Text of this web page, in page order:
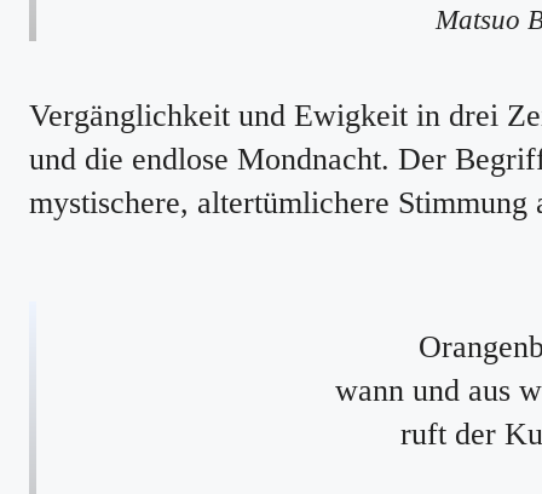
Matsuo
Vergänglichkeit und Ewigkeit in drei
und die endlose Mondnacht. Der
mystischere, altertümlichere Stimmung
wann und aus
ruft der